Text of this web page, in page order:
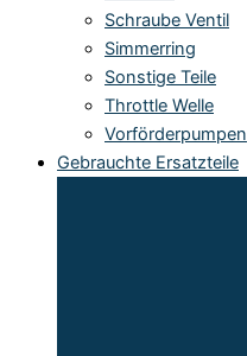
Schraube Ventil
Simmerring
Sonstige Teile
Throttle Welle
Vorförderpumpen
Gebrauchte Ersatzteile